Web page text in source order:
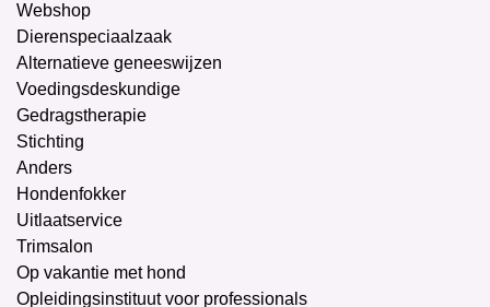
Webshop
Dierenspeciaalzaak
Alternatieve geneeswijzen
Voedingsdeskundige
Gedragstherapie
Stichting
Anders
Hondenfokker
Uitlaatservice
Trimsalon
Op vakantie met hond
Opleidingsinstituut voor professionals